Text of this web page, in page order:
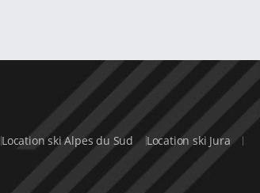
Location ski Alpes du Sud
Location ski Jura